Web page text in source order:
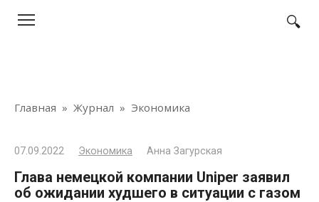
Главная » Журнал » Экономика
07.09.2022 Экономика Анна Загурская
Глава немецкой компании Uniper заявил
об ожидании худшего в ситуации с газом